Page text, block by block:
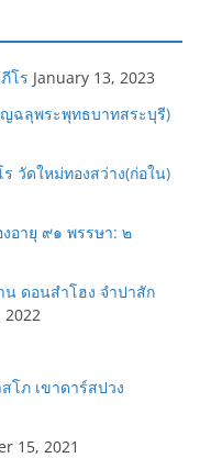
โร January 13, 2023
ฉลุพระพุทธบาทสระบุรี)
วัดใหม่ทองสว่าง(ก่อใน)
อายุ ๙๑ พรรษา: ๒
น ดอนสำโฮง จำปาสัก
2022
โภ เขาดาร์สปวง
15, 2021